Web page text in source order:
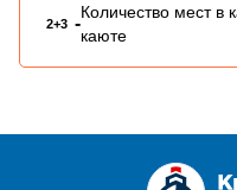
2+3 -
Количество мест в
каюте